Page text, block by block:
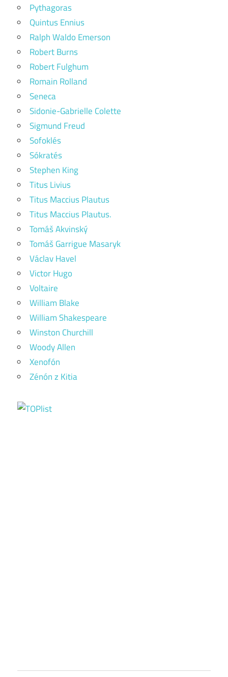
Pythagoras
Quintus Ennius
Ralph Waldo Emerson
Robert Burns
Robert Fulghum
Romain Rolland
Seneca
Sidonie-Gabrielle Colette
Sigmund Freud
Sofoklés
Sókratés
Stephen King
Titus Livius
Titus Maccius Plautus
Titus Maccius Plautus.
Tomáš Akvinský
Tomáš Garrigue Masaryk
Václav Havel
Victor Hugo
Voltaire
William Blake
William Shakespeare
Winston Churchill
Woody Allen
Xenofón
Zénón z Kitia